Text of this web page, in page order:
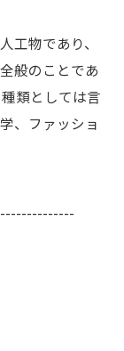
工物であり、
般のことであ
類としては言
、ファッショ